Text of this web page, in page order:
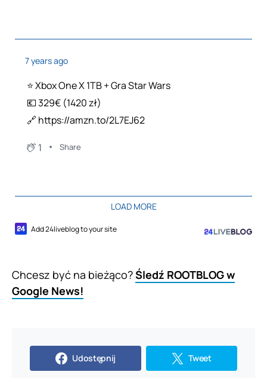
7 years ago
⭐️ Xbox One X 1TB + Gra Star Wars
💶 329€ (1420 zł)
🔗 https://amzn.to/2L7EJ62
1 Share
LOAD MORE
Add 24liveblog to your site
Chcesz być na bieżąco?Śledź ROOTBLOG w
Google News!
Udostępnij Tweet